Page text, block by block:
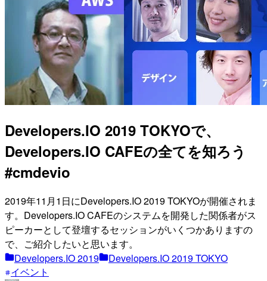
Developers.IO 2019 TOKYOで、
Developers.IO CAFEの全てを知ろう
#cmdevio
2019年11月1日にDevelopers.IO 2019 TOKYOが開催されま
す。Developers.IO CAFEのシステムを開発した関係者がス
ピーカーとして登壇するセッションがいくつかありますの
で、ご紹介したいと思います。
Developers.IO 2019
Developers.IO 2019 TOKYO
イベント